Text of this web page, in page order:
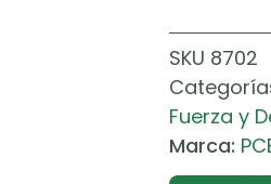
SKU 8702
Fuerza y
Marca: